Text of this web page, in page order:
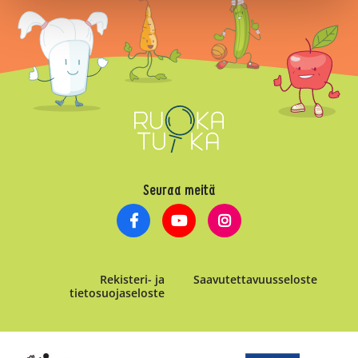
Seuraa meitä
Rekisteri- ja
tietosuojaseloste
Saavutettavuusseloste